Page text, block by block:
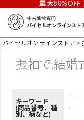
最大80%OFF
バイセルオンラインストア
振袖で,結婚
キーワード
(商品番号、種
別、柄など)